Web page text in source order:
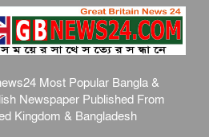
Most Popular Bangla &
Newspaper Published From
Kingdom & Bangladesh